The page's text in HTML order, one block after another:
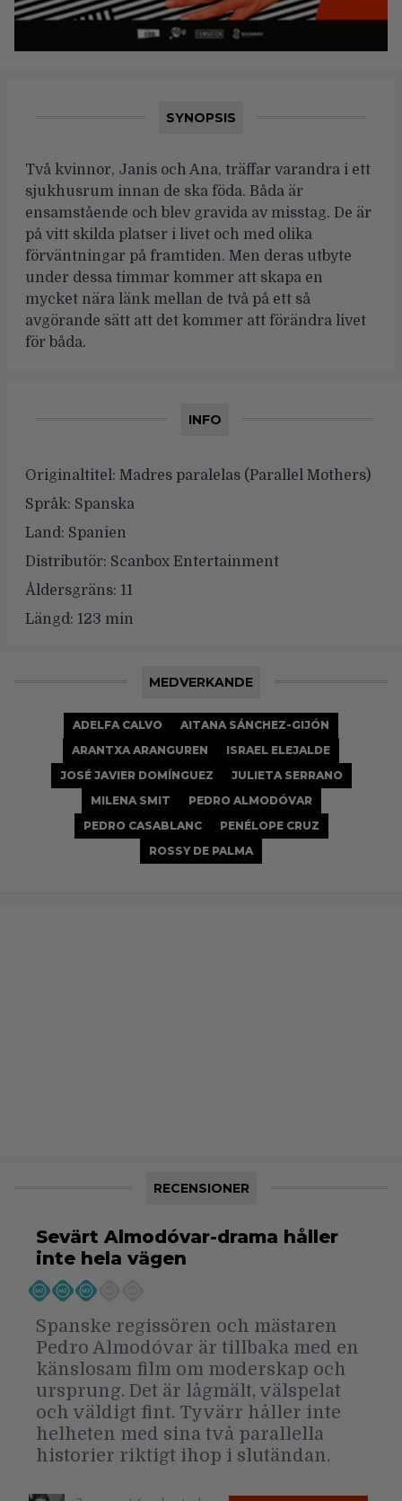
SYNOPSIS
Två kvinnor, Janis och Ana, träffar varandra i ett
sjukhusrum innan de ska föda. Båda är
ensamstående och blev gravida av misstag. De är
på vitt skilda platser i livet och med olika
förväntningar på framtiden. Men deras utbyte
under dessa timmar kommer att skapa en
mycket nära länk mellan de två på ett så
avgörande sätt att det kommer att förändra livet
för båda.
INFO
Originaltitel: Madres paralelas (Parallel Mothers)
Språk: Spanska
Land: Spanien
Distributör: Scanbox Entertainment
Åldersgräns: 11
Längd: 123 min
MEDVERKANDE
ADELFA CALVO
AITANA SÁNCHEZ-GIJÓN
ARANTXA ARANGUREN
ISRAEL ELEJALDE
JOSÉ JAVIER DOMÍNGUEZ
JULIETA SERRANO
MILENA SMIT
PEDRO ALMODÓVAR
PEDRO CASABLANC
PENÉLOPE CRUZ
ROSSY DE PALMA
RECENSIONER
Sevärt Almodóvar-drama håller
inte hela vägen
Spanske regissören och mästaren
Pedro Almodóvar är tillbaka med en
känslosam film om moderskap och
ursprung. Det är lågmält, välspelat
och väldigt fint. Tyvärr håller inte
helheten med sina två parallella
historier riktigt ihop i slutändan.